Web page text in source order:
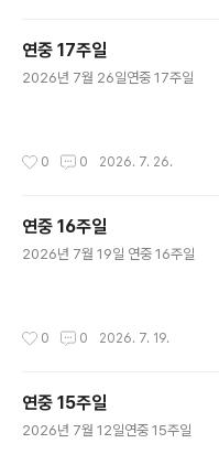
연중 17주일
2026년 7월 26일연중 17주일
0 0 2026. 7. 26.
연중 16주일
2026년 7월 19일 연중 16주일
0 0 2026. 7. 19.
연중 15주일
2026년 7월 12일연중 15주일